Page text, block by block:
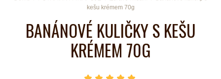
kešu krémem 70g
BANÁNOVÉ KULIČKY S KEŠU
KRÉMEM 70G